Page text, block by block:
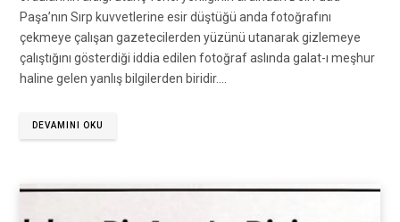
Paşa’nın Sırp kuvvetlerine esir düştüğü anda fotoğrafını
çekmeye çalışan gazetecilerden yüzünü utanarak gizlemeye
çalıştığını gösterdiği iddia edilen fotoğraf aslında galat-ı meşhur
haline gelen yanlış bilgilerden biridir.…
DEVAMINI OKU